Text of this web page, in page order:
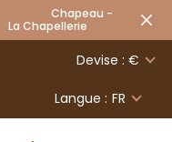
Chapeau -
Devise : €
Langue : FR